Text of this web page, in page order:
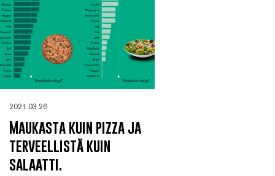
2021.03.26
Maukasta kuin pizza ja
terveellistä kuin
salaatti.